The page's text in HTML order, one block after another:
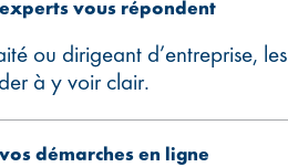
vous répondent
ou dirigeant d’entreprise, les
à y voir clair.
démarches en ligne